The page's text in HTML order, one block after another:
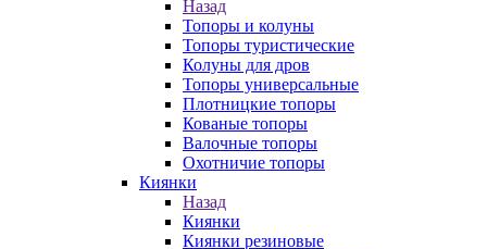
Назад
Топоры и колуны
Топоры туристические
Колуны для дров
Топоры универсальные
Плотницкие топоры
Кованые топоры
Валочные топоры
Охотничие топоры
Киянки
Назад
Киянки
Киянки резиновые